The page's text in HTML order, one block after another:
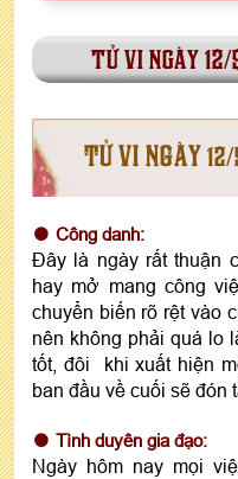
tử vi ngày 12/
TỬ VI NGÀY
Công danh:
Đây là ngày rất thuận
hay mở mang công
chuyển biến rõ rệt vào
nên không phải quá lo
tốt, đôi khi xuất hiện
ban đầu về cuối sẽ đón
Tình duyên gia đạo:
Ngày hôm nay mọi